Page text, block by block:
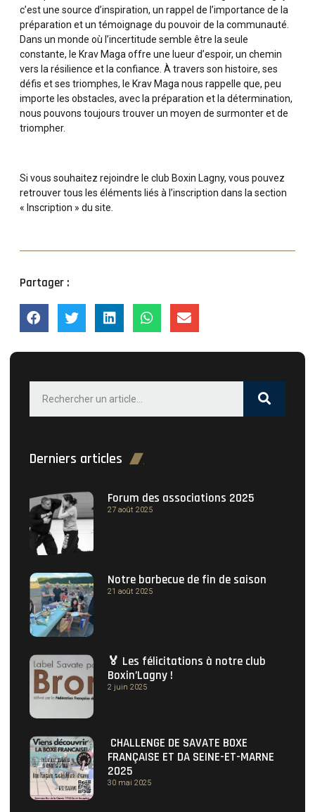
c’est une source d’inspiration, un rappel de l’importance de la
préparation et un témoignage du pouvoir de la communauté.
Dans un monde où l’incertitude semble être la seule
constante, le Krav Maga offre une lueur d’espoir, un chemin
vers la résilience et la confiance. À travers son histoire, ses
défis et ses triomphes, le Krav Maga nous rappelle que, peu
importe les obstacles, avec la préparation et la détermination,
nous pouvons toujours trouver un moyen de surmonter et de
triompher.
Si vous souhaitez rejoindre le club Boxin Lagny, vous pouvez
retrouver tous les éléments liés à l’inscription dans la section
« Inscription » du site.
Partager :
Derniers articles
Forum des associations 2025
27 août 2025
Notre barbecue de fin de saison
21 août 2025
🏅 Les félicitations à notre club
Boxin’Lagny !
2 juin 2025
CHALLENGE DE SAVATE BOXE
FRANÇAISE ET DA SEINE-ET-MARNE
2025
30 mai 2025